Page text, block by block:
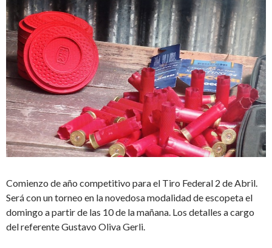
Comienzo de año competitivo para el Tiro Federal 2 de Abril.
Será con un torneo en la novedosa modalidad de escopeta el
domingo a partir de las 10 de la mañana. Los detalles a cargo
del referente Gustavo Oliva Gerli.